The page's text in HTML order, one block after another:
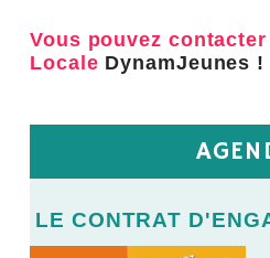
Vous pouvez
Locale DynamJeunes !
LE CONTRAT